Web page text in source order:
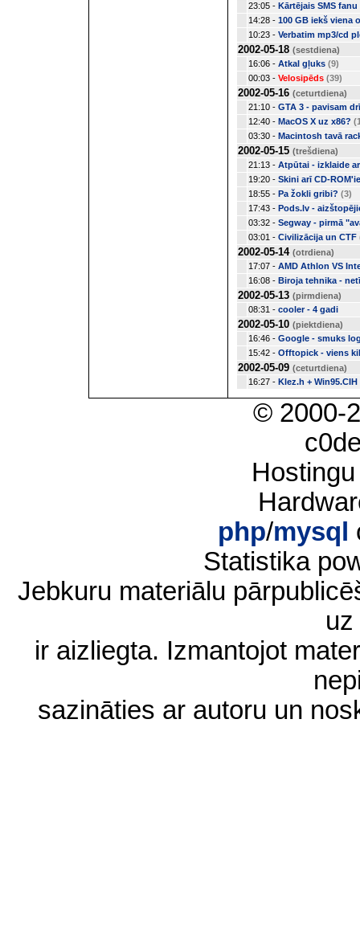
23:05 - Kārtējais SMS fanu
14:28 - 100 GB iekš viena
10:23 - Verbatim mp3/cd
2002-05-18 (sestdiena)
16:06 - Atkal gļuks (9)
00:03 - Velosipēds (39)
2002-05-16 (ceturtdiena)
21:10 - GTA 3 - pavisam
12:40 - MacOS X uz x86?
03:30 - Macintosh tavā
2002-05-15 (trešdiena)
21:13 - Atpūtai - izklaide
19:20 - Skini arī CD-
18:55 - Pa žokli gribi? (3)
17:43 - Pods.lv -
03:32 - Segway - pirmā
03:01 - Civilizācija un CTF
2002-05-14 (otrdiena)
17:07 - AMD Athlon VS
16:08 - Biroja tehnika -
2002-05-13 (pirmdiena)
08:31 - cooler - 4 gadi
2002-05-10 (piektdiena)
16:46 - Google - smuks
15:42 - Offtopick - viens
2002-05-09 (ceturtdiena)
16:27 - Klez.h + Win95.CIH
© 2000-
php/mysql
Statistika
Jebkuru materiālu
ir aizliegta. Izmantojot
sazināties ar autoru un